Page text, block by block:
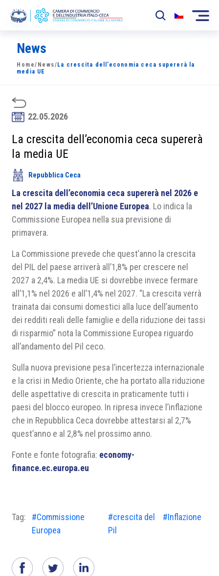
La Camera
News
Sviluppo Mercato
Soci
Partner
Progetti
Area riservata
News
Home/ News/ La crescita dell’economia ceca supererà la
media UE
22.05.2026
La crescita dell’economia ceca supererà
la media UE
Repubblica Ceca
La crescita dell’economia ceca supererà nel 2026 e
nel 2027 la media dell’Unione Europea. Lo indica la
Commissione Europea nella sua previsione di
primavera.
La Commissione prevede che quest’anno la crescita
del PIL del paese arriverà all’1,8% per crescere nel
2027 a 2,4%. La media UE si dovrebbe invece fermare
all’1,1% nel 2026 e all’1,4% nel 2027. “La crescita verrà
trainata dai consumi domestici alla luce dell’aumento
dei redditi reali delle famiglie e della riduzione dei tassi
di risparmio” nota la Commissione Europea riguardo
all’andamento del Pil ceco.
Sulla nuova previsione pesa l’incertezza internazionale
e la crisi in Medio Oriente, che ha portato alla riduzione
delle aspettative di crescita in praticamente tutti i
paesi del blocco europeo. In ripresa invece l’inflazione
che in Repubblica Ceca dovrebbe attestarsi al 2,7%
quest’anno e al 2,8% nel prossimo anno.
Fonte e fonte fotografia: economy-
finance.ec.europa.eu
Tag:
#Commissione
Europea
#crescita del
Pil
#Inflazione